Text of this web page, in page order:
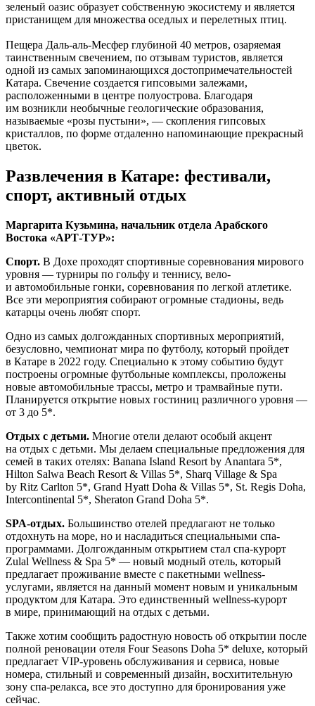
зеленый оазис образует собственную экосистему и является
пристанищем для множества оседлых и перелетных птиц.
Пещера Даль-аль-Месфер глубиной 40 метров, озаряемая
таинственным свечением, по отзывам туристов, является
одной из самых запоминающихся достопримечательностей
Катара. Свечение создается гипсовыми залежами,
расположенными в центре полуострова. Благодаря
им возникли необычные геологические образования,
называемые «розы пустыни», — скопления гипсовых
кристаллов, по форме отдаленно напоминающие прекрасный
цветок.
Развлечения в Катаре: фестивали,
спорт, активный отдых
Маргарита Кузьмина, начальник отдела Арабского
Востока «АРТ-ТУР»:
Спорт. В Дохе проходят спортивные соревнования мирового
уровня — турниры по гольфу и теннису, вело-
и автомобильные гонки, соревнования по легкой атлетике.
Все эти мероприятия собирают огромные стадионы, ведь
катарцы очень любят спорт.
Одно из самых долгожданных спортивных мероприятий,
безусловно, чемпионат мира по футболу, который пройдет
в Катаре в 2022 году. Специально к этому событию будут
построены огромные футбольные комплексы, проложены
новые автомобильные трассы, метро и трамвайные пути.
Планируется открытие новых гостиниц различного уровня —
от 3 до 5*.
Отдых с детьми. Многие отели делают особый акцент
на отдых с детьми. Мы делаем специальные предложения для
семей в таких отелях: Banana Island Resort by Anantara 5*,
Hilton Salwa Beach Resort & Villas 5*, Sharq Village & Spa
by Ritz Carlton 5*, Grand Hyatt Doha & Villas 5*, St. Regis Doha,
Intercontinental 5*, Sheraton Grand Doha 5*.
SPA-отдых. Большинство отелей предлагают не только
отдохнуть на море, но и насладиться специальными спа-
программами. Долгожданным открытием стал спа-курорт
Zulal Wellness & Spa 5* — новый модный отель, который
предлагает проживание вместе с пакетными wellness-
услугами, является на данный момент новым и уникальным
продуктом для Катара. Это единственный wellness-курорт
в мире, принимающий на отдых с детьми.
Также хотим сообщить радостную новость об открытии после
полной реновации отеля Four Seasons Doha 5* deluxe, который
предлагает VIP-уровень обслуживания и сервиса, новые
номера, стильный и современный дизайн, восхитительную
зону спа-релакса, все это доступно для бронирования уже
сейчас.